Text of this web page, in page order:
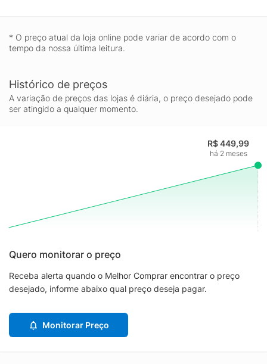
* O preço atual da loja online pode variar de acordo com o
tempo da nossa última leitura.
Histórico de preços
A variação de preços das lojas é diária, o preço desejado pode
ser atingido a qualquer momento.
R$ 449,99
há 2 meses
Quero monitorar o preço
Receba alerta quando o Melhor Comprar encontrar o preço
desejado, informe abaixo qual preço deseja pagar.
Monitorar Preço